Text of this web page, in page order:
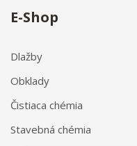
E-Shop
Dlažby
Obklady
Čistiaca chémia
Stavebná chémia